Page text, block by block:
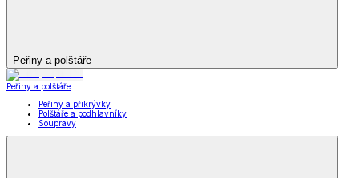
Peřiny a polštáře
Peřiny a polštáře
Peřiny a přikrývky
Polštáře a podhlavníky
Soupravy